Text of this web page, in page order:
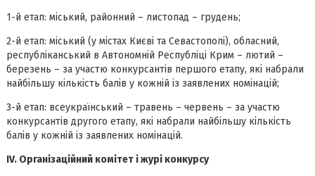
1-й етап: міський, районний – листопад – грудень;
2-й етап: міський (у містах Києві та Севастополі), обласний,
республіканський в Автономній Республіці Крим – лютий –
березень – за участю конкурсантів першого етапу, які набрали
найбільшу кількість балів у кожній із заявлених номінацій;
3-й етап: всеукраїнський – травень – червень – за участю
конкурсантів другого етапу, які набрали найбільшу кількість
балів у кожній із заявлених номінацій.
ІV. Організаційний комітет і журі конкурсу